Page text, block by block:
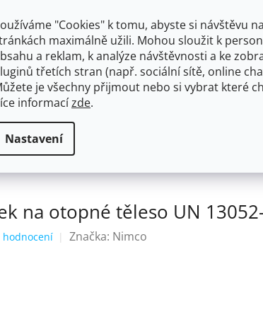
"Cookies" k tomu, abyste si návštěvu
maximálně užili. Mohou sloužit k
a reklam, k analýze návštěvnosti a ke
třetích stran (např. sociální sítě, online
je všechny přijmout nebo si vybrat které
informacízde.
Nastavení
SE SPRCHOU
a ručníky
na otopné těleso UN
hodnocení Značka: Nimco